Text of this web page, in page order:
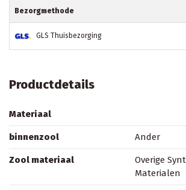
Bezorgmethode
GLS Thuisbezorging
Productdetails
Materiaal
binnenzool Ander
Zool materiaal
Overige
Materialen